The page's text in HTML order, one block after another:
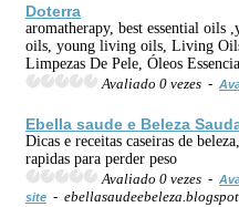
Doterra
aromatherapy, best essential oils
oils, young living oils, Living
Limpezas De Pele, Óleos
Avaliado 0 vezes -
Ebella saude e Beleza
Dicas e receitas caseiras de
rapidas para perder peso
Avaliado 0 vezes -
site -